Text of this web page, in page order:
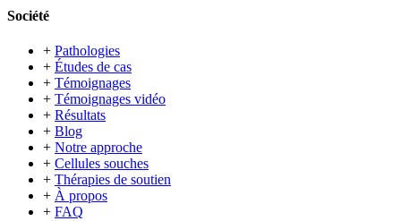
Société
+ Pathologies
+ Études de cas
+ Témoignages
+ Témoignages vidéo
+ Résultats
+ Blog
+ Notre approche
+ Cellules souches
+ Thérapies de soutien
+ À propos
+ FAQ